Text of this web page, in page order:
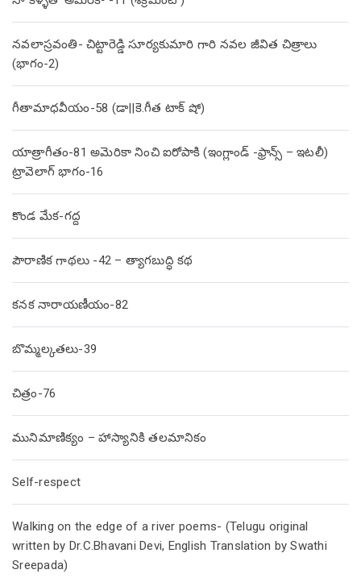
నవలాస్రవంతి- చిట్టారెడ్డి సూర్యకుమారి గారి నవల జీవిత చిత్రాలు
(భాగం-2)
గీతామాధవీయం-58 (డా||కె.గీత టాక్ షో)
యాత్రాగీతం-81 అమెరికా నించి ఐరోపాకి (ఇంగ్లాండ్ -ఫ్రాన్స్ – ఇటలీ)
ట్రావెలాగ్ భాగం-16
కొండ మేక-గద్ద
పౌరాణిక గాథలు -42 – త్యాగబుద్ధి కథ
కనక నారాయణీయం-82
బొమ్మల్కతలు-39
చిత్రం-76
మునిమాణిక్యం – హాస్యానికి తలమానికం
Self-respect
Walking on the edge of a river poems- (Telugu original
written by Dr.C.Bhavani Devi, English Translation by Swathi
Sreepada)